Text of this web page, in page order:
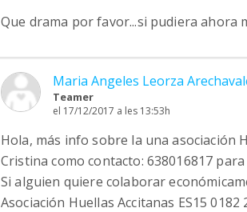
Que drama por favor...si pudiera ahora
Maria Angeles Leorza
Teamer
el 17/12/2017 a les 13:53h
Hola, más info sobre la una asociación
Cristina como contacto: 638016817
Si alguien quiere colaborar
Asociación Huellas Accitanas ES15 0182